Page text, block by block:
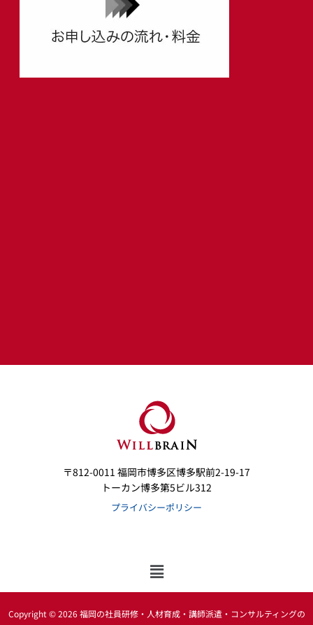
〒812-0011 福岡市博多区博多駅前2-19-17
トーカン博多第5ビル312
プライバシーポリシー
メ
ニ
ュ
ー
Copyright © 2026 福岡の社員研修・人材育成・講師派遣・コンサルティングの